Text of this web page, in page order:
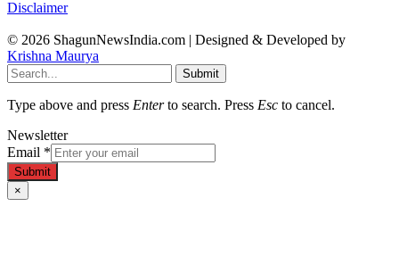
Disclaimer
© 2026 ShagunNewsIndia.com | Designed & Developed by
Krishna Maurya
Submit
Type above and press Enterto search. Press Esc to cancel.
Newsletter
Email *
Submit
×